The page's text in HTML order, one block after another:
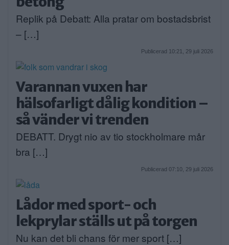
Replik på Debatt: Alla pratar om bostadsbrist
– […]
Publicerad 10:21, 29 juli 2026
Varannan vuxen har
hälsofarligt dålig kondition –
så vänder vi trenden
DEBATT. Drygt nio av tio stockholmare mår
bra […]
Publicerad 07:10, 29 juli 2026
Lådor med sport- och
lekprylar ställs ut på torgen
Nu kan det bli chans för mer sport […]